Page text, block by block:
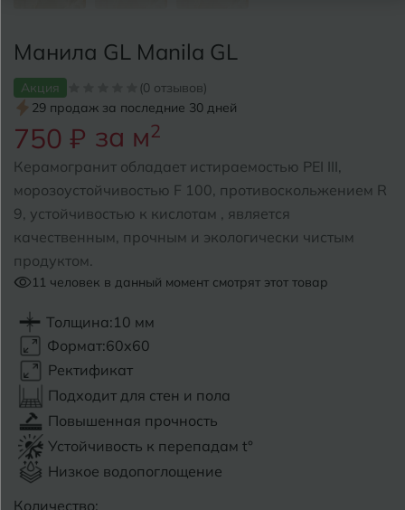
Манила GL Manila GL
Акция
(0 отзывов)
29 продаж за последние 30 дней
750 ₽ за м2
Керамогранит обладает истираемостью PEI III,
морозоустойчивостью F 100, противоскольжением R
9, устойчивостью к кислотам , является
качественным, прочным и экологически чистым
продуктом.
11 человек в данный момент смотрят этот товар
Толщина:10 мм
Формат:60x60
Ректификат
Подходит для стен и пола
Повышенная прочность
Устойчивость к перепадам t°
Низкое водопоглощение
Количество:
Альметьевск
Анапа
Армавир
Б Барнаул
Белгород
Белореченск
Боровичи
Брянск
Бугульма
Бугуруслан
Ростов-на-Дону
Рыбинск